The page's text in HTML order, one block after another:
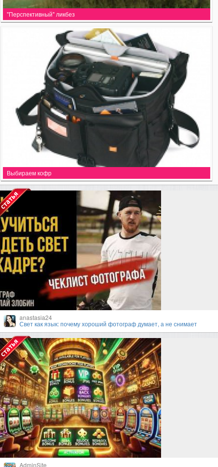
"Перспективный" ликбез
Выбираем кофр
anastasia24
Свет как язык: почему хороший фотограф думает, а не снимает
AdminSite